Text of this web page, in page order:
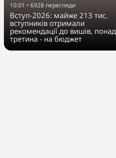
10:01 • 6928 перегляди
Вступ-2026: майже 213 тис.
вступників отримали
рекомендації до вишів, понад
третина - на бюджет